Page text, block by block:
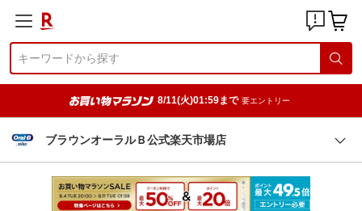
8/11(火)01:59まで 要エントリー
ブラウンオーラルＢ公式楽天市場店